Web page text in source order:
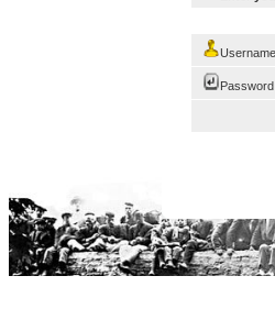
Username
Password